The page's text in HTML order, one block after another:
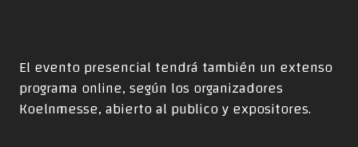
El evento presencial tendrá también un extenso
programa online, según los organizadores
Koelnmesse, abierto al publico y expositores.